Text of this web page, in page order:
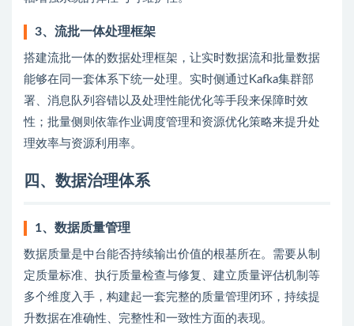
3、流批一体处理框架
搭建流批一体的数据处理框架，让实时数据流和批量数据
能够在同一套体系下统一处理。实时侧通过Kafka集群部
署、消息队列容错以及处理性能优化等手段来保障时效
性；批量侧则依靠作业调度管理和资源优化策略来提升处
理效率与资源利用率。
四、数据治理体系
1、数据质量管理
数据质量是中台能否持续输出价值的根基所在。需要从制
定质量标准、执行质量检查与修复、建立质量评估机制等
多个维度入手，构建起一套完整的质量管理闭环，持续提
升数据在准确性、完整性和一致性方面的表现。